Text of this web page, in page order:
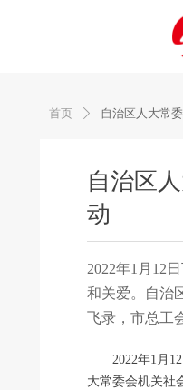
自治区
动
2022年1月
大常委会机关社
2022年1月12
和关爱。自治
飞录，市总工
首页 ꄲ 自治区人大常